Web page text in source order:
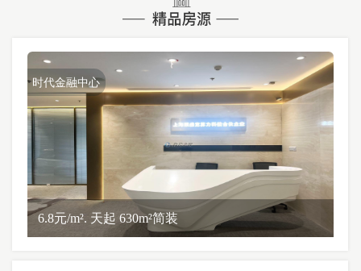
时代金融中心
6.8元/m². 天起 630m²简装